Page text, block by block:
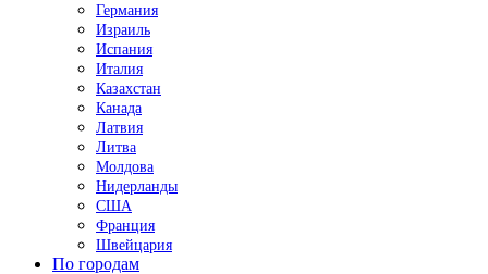
Германия
Израиль
Испания
Италия
Казахстан
Канада
Латвия
Литва
Молдова
Нидерланды
США
Франция
Швейцария
По городам